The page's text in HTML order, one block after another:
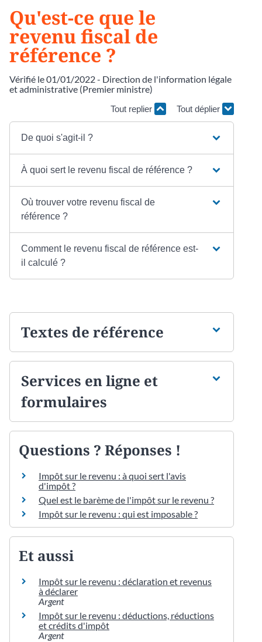
Qu'est-ce que le
revenu fiscal de
référence ?
Vérifié le 01/01/2022 - Direction de l'information légale
et administrative (Premier ministre)
Tout replier Tout déplier
De quoi s'agit-il ?
À quoi sert le revenu fiscal de référence ?
Où trouver votre revenu fiscal de
référence ?
Comment le revenu fiscal de référence est-
il calculé ?
Textes de référence
Services en ligne et
formulaires
Questions ? Réponses !
Impôt sur le revenu : à quoi sert l'avis
d'impôt ?
Quel est le barème de l'impôt sur le revenu ?
Impôt sur le revenu : qui est imposable ?
Et aussi
Impôt sur le revenu : déclaration et revenus
à déclarer
Argent
Impôt sur le revenu : déductions, réductions
et crédits d'impôt
Argent